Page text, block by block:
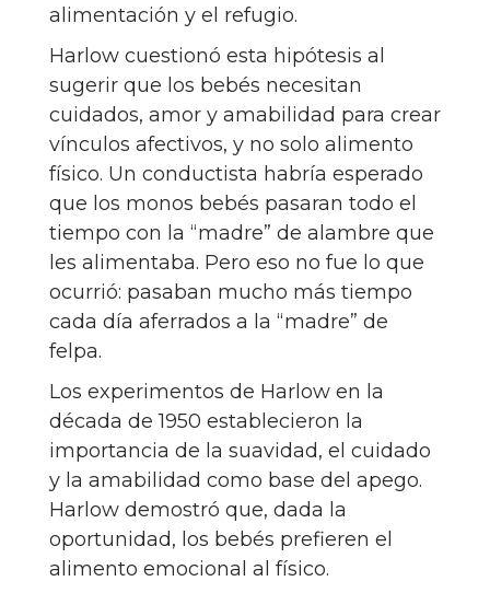
alimentación y el refugio.
Harlow cuestionó esta hipótesis al
sugerir que los bebés necesitan
cuidados, amor y amabilidad para crear
vínculos afectivos, y no solo alimento
físico. Un conductista habría esperado
que los monos bebés pasaran todo el
tiempo con la “madre” de alambre que
les alimentaba. Pero eso no fue lo que
ocurrió: pasaban mucho más tiempo
cada día aferrados a la “madre” de
felpa.
Los experimentos de Harlow en la
década de 1950 establecieron la
importancia de la suavidad, el cuidado
y la amabilidad como base del apego.
Harlow demostró que, dada la
oportunidad, los bebés prefieren el
alimento emocional al físico.